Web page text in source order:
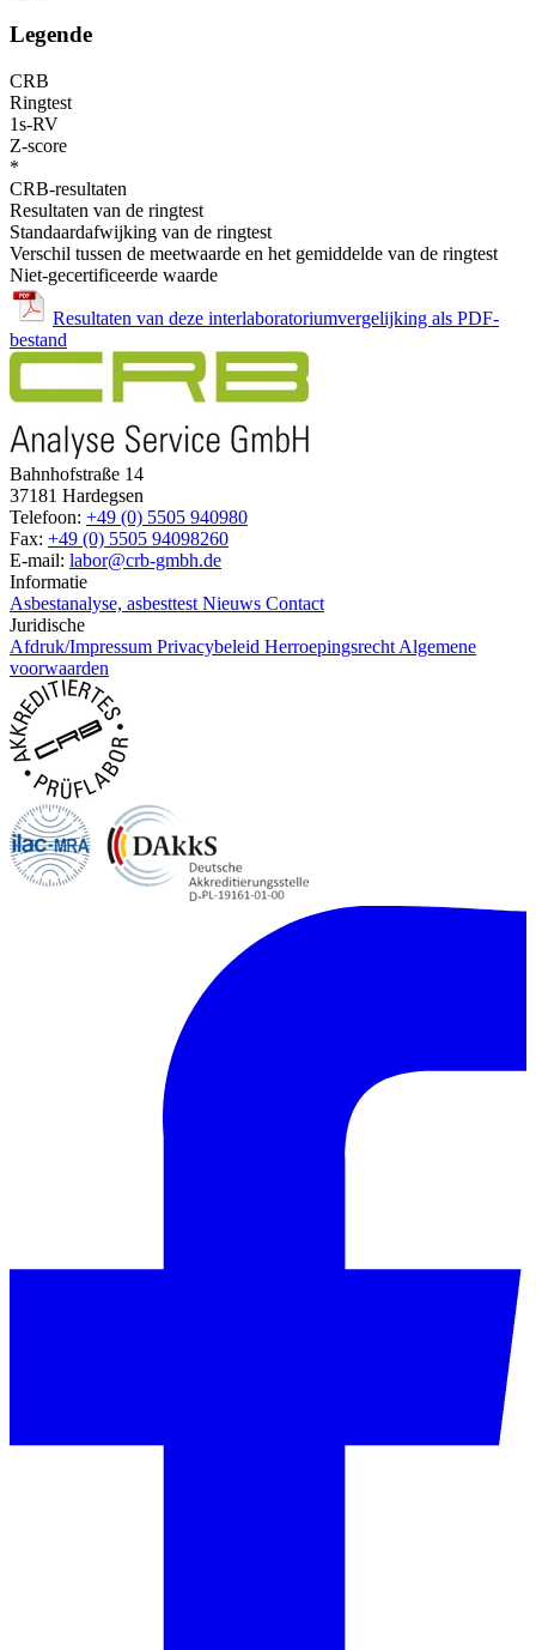
Legende
CRB
Ringtest
1s-RV
Z-score
*
CRB-resultaten
Resultaten van de ringtest
Standaardafwijking van de ringtest
Verschil tussen de meetwaarde en het gemiddelde van de ringtest
Niet-gecertificeerde waarde
Resultaten van deze interlaboratoriumvergelijking als PDF-
bestand
Bahnhofstraße 14
37181 Hardegsen
Telefoon: +49 (0) 5505 940980
Fax: +49 (0) 5505 94098260
E-mail: labor@crb-gmbh.de
Informatie
Asbestanalyse, asbesttest Nieuws Contact
Juridische
Afdruk/Impressum Privacybeleid Herroepingsrecht Algemene
voorwaarden